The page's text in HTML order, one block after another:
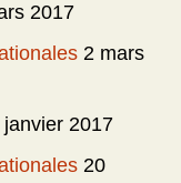
2017
2 mars
janvier 2017
20